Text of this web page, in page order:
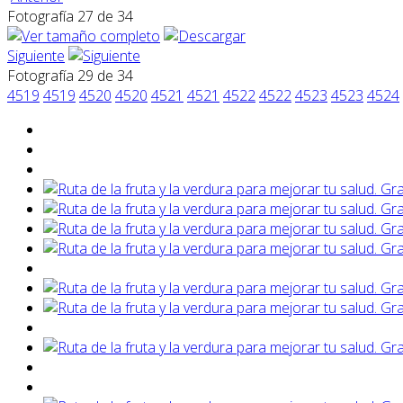
Fotografía 27 de 34
Siguiente
Fotografía 29 de 34
4519 4519 4520 4520 4521 4521 452245224523 4523 4524